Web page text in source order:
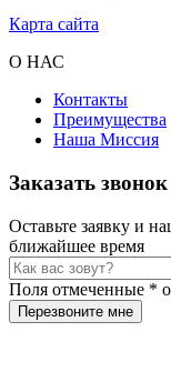
Карта сайта
О НАС
Контакты
Преимущества
Наша Миссия
Заказать звонок
Оставьте заявку и
ближайшее время
Поля отмеченные *